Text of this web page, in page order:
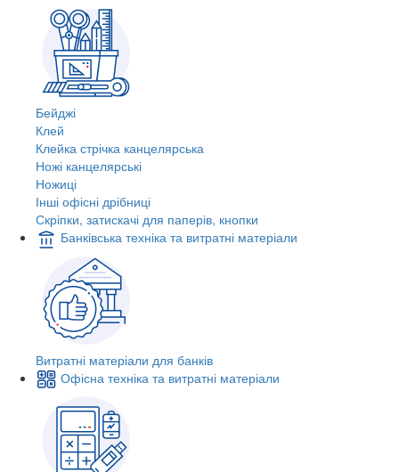
Бейджі
Клей
Клейка стрічка канцелярська
Ножі канцелярські
Ножиці
Інші офісні дрібниці
Скріпки, затискачі для паперів, кнопки
Банківська техніка та витратні матеріали
Витратні матеріали для банків
Офісна техніка та витратні матеріали